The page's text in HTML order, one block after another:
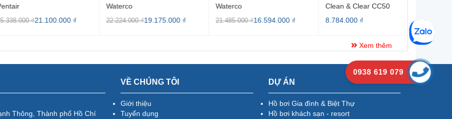
₫21.100.000 ₫
Waterco
22.224.000 ₫19.175.000 ₫
Waterco
21.485.000 ₫16.594.000 ₫
Clean & Clear CC50
8.784.000 ₫
Liên hệ
Xem thêm
Thông, Thành phố Hồ Chí
VỀ CHÚNG TÔI
Giới thiệu
Tuyển dụng
DỰ ÁN
Hồ bơi Gia đình & Biệt Thự
Hồ bơi khách sạn - resort
0938 619 079